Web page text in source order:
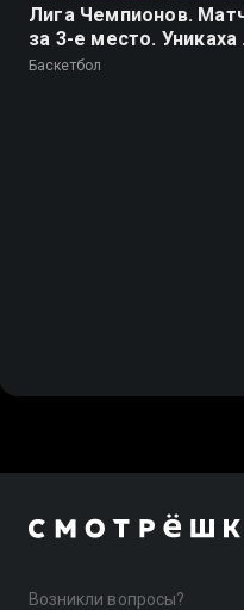
Лига Чемпионов.
за 3-е место. Уникаха
Тенерифе
Баскетбол
Возникли вопросы?